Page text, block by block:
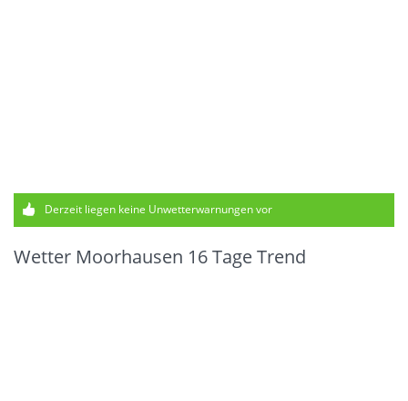
Derzeit liegen keine Unwetterwarnungen vor
Wetter Moorhausen 16 Tage Trend